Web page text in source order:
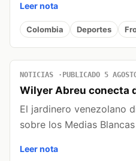
Leer nota
Colombia Deportes
NOTICIAS PUBLICADO 5
Wilyer Abreu conecta
El jardinero venezolano
sobre los Medias
Leer nota